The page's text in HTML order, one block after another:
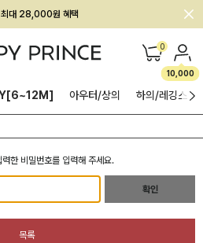
최대 28,000원 혜택
0
10,000
아우터/상의 하의/레깅스
한 비밀번호를 입력해 주세요.
확인
목록